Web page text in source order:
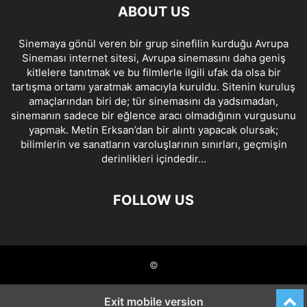
ABOUT US
Sinemaya gönül veren bir grup sinefilin kurduğu Avrupa
Sineması internet sitesi, Avrupa sinemasını daha geniş
kitlelere tanıtmak ve bu filmlerle ilgili ufak da olsa bir
tartışma ortamı yaratmak amacıyla kuruldu. Sitenin kuruluş
amaçlarından biri de; tür sinemasını da yadsımadan,
sinemanın sadece bir eğlence aracı olmadığının vurgusunu
yapmak. Metin Erksan’dan bir alıntı yapacak olursak;
bilimlerin ve sanatların varoluşlarının sınırları, geçmişin
derinlikleri içindedir…
FOLLOW US
©
Exit mobile version